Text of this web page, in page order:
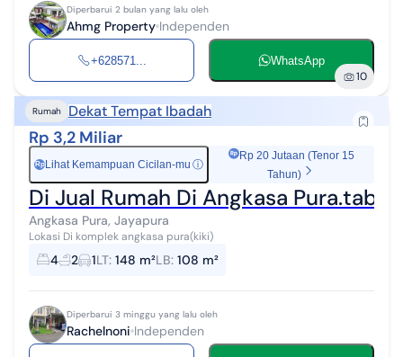
Diperbarui 2 bulan yang lalu oleh
Ahmg Property Independen
+628571... WhatsApp
10
Rumah Dekat Tempat Ibadah
Rp 3,2 Miliar
Rp Lihat Kemampuan Cicilan-mu ⓘ
Rp 20 Jutaan (Tenor 15
Tahun)
Di Jual Rumah Di Angkasa
Angkasa Pura, Jayapura
Lokasi Di komplek angkasa pura(kiki)
4 2 1LT: 148 m²LB: 108 m²
Diperbarui 3 minggu yang lalu oleh
Rachelnoni Independen